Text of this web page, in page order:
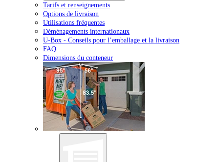
Tarifs et renseignements
Options de livraison
Utilisations fréquentes
Déménagements internationaux
U-Box - Conseils pour l’emballage et la livraison
FAQ
Dimensions du conteneur